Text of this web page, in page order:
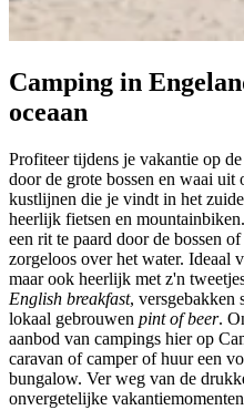
Camping in
oceaan
Profiteer tijdens je vakantie op
door de grote bossen en waai uit
kustlijnen die je vindt in het
heerlijk fietsen en
een rit te paard door de bossen
zorgeloos over het water. Ideaal
maar ook heerlijk met z'n
English breakfast, versgebakken
lokaal gebrouwen pint of beer.
aanbod van campings hier op
caravan of camper of huur een
bungalow. Ver weg van de
onvergetelijke